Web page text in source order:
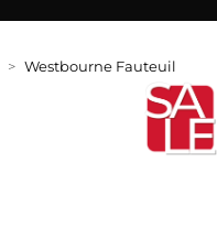
Westbourne Fauteuil